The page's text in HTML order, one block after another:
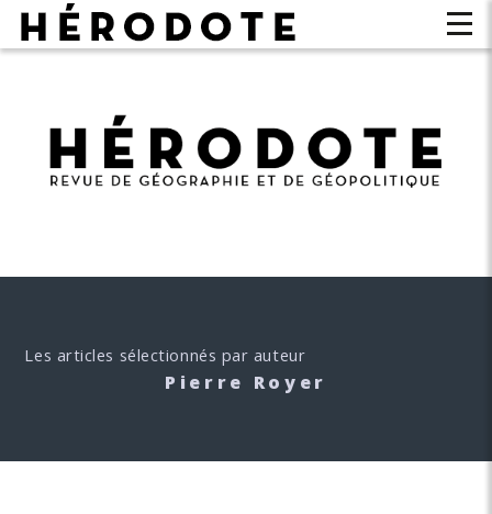
Les articles sélectionnés par auteur
Pierre Royer